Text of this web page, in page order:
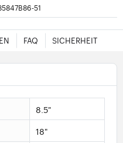
51
FAQ SICHERHEIT
8.5"
18"